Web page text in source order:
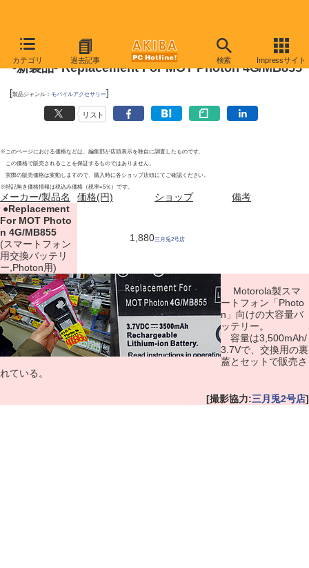
カテゴリ 過去記事 検索 Impressサイト
2012年1月21日
-新製品- Replacement For MOT Photon 4G/MB855
[製品ジャンル： モバイルアクセサリー]
リスト
※このページにおける価格などは、編集部が店頭表示を独自に調査したものです。
この価格で販売されることを保証するものではありません。
実際の販売価格は変動しますので、購入時に各ショップ店頭にてご確認ください。
※特記無き価格情報は税込み価格（税率=5％）です。
メーカー/製品名 価格(円) ショップ
備考
●Replacement
For MOT Photo
n 4G/MB855
(スマートフォン
用交換バッテリ
ー,Photon用)
1,880三月兎2号店
Motorola製スマ
ートフォン「Photo
n」向けの大容量バ
ッテリー。
容量は3,500mAh/
3.7Vで、交換用の裏
蓋とセットで販売さ
れている。
[撮影協力:三月兎2号店]